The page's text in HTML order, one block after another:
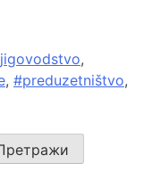
,
, #preduzetništvo,